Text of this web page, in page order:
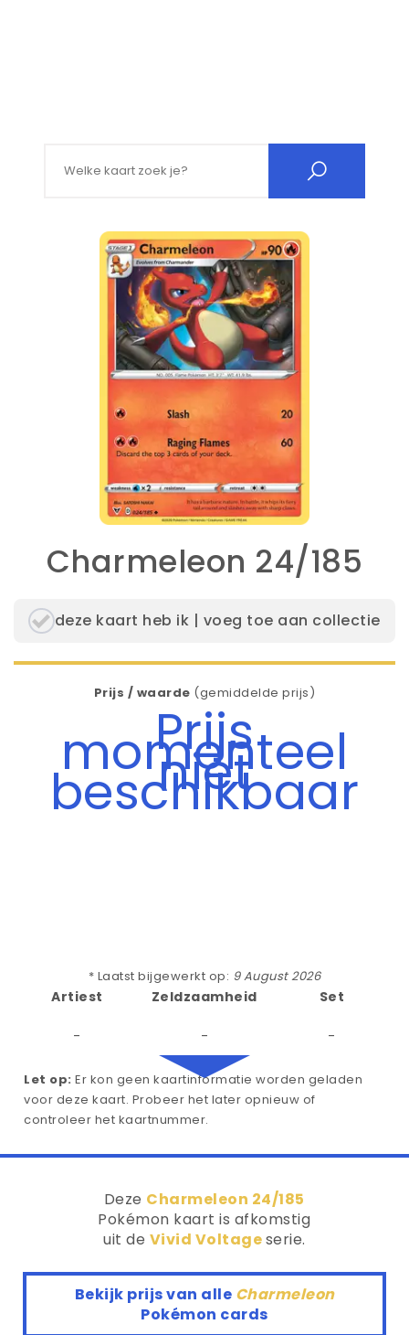
Charmeleon 24/185
deze kaart heb ik | voeg toe aan collectie
Prijs / waarde (gemiddelde prijs)
Prijs
momenteel
niet
beschikbaar
* Laatst bijgewerkt op: 9 August 2026
Artiest
-
Zeldzaamheid
-
Set
-
Let op: Er kon geen kaartinformatie worden geladen
voor deze kaart. Probeer het later opnieuw of
controleer het kaartnummer.
Deze Charmeleon 24/185
Pokémon kaart is afkomstig
uit de Vivid Voltageserie.
Bekijk prijs van alle Charmeleon
Pokémon cards